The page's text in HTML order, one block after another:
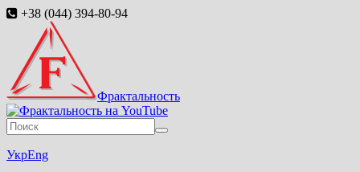
+38 (044) 394-80-94
Фрактальность
УкрEng